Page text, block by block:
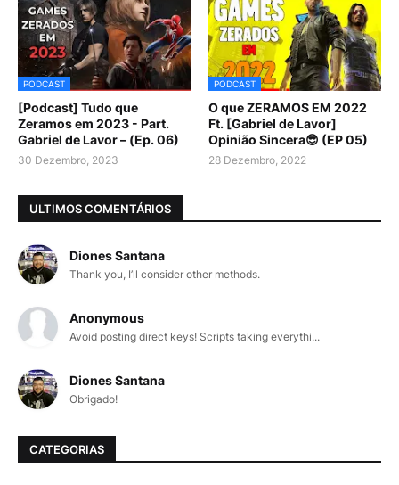
PODCAST
[Podcast] Tudo que
Zeramos em 2023 - Part.
Gabriel de Lavor – (Ep. 06)
30 Dezembro, 2023
PODCAST
O que ZERAMOS EM 2022
Ft. [Gabriel de Lavor]
Opinião Sincera😎 (EP 05)
28 Dezembro, 2022
ULTIMOS COMENTÁRIOS
Diones Santana
Thank you, I’ll consider other methods.
Anonymous
Avoid posting direct keys! Scripts taking everythi...
Diones Santana
Obrigado!
CATEGORIAS